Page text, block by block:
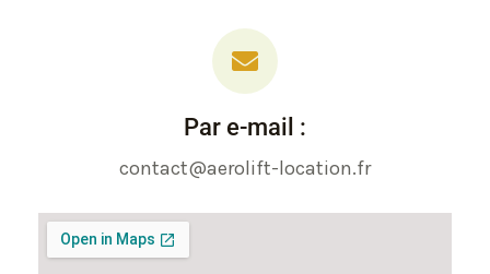
Par e-mail :
contact@aerolift-location.fr